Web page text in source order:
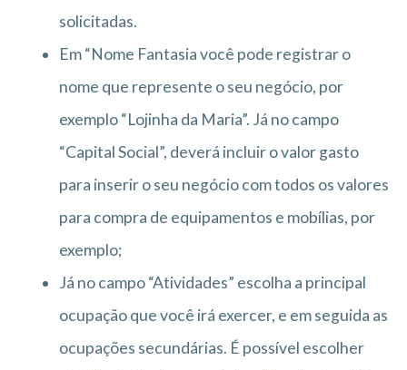
solicitadas.
Em “Nome Fantasia você pode registrar o
nome que represente o seu negócio, por
exemplo “Lojinha da Maria”. Já no campo
“Capital Social”, deverá incluir o valor gasto
para inserir o seu negócio com todos os valores
para compra de equipamentos e mobílias, por
exemplo;
Já no campo “Atividades” escolha a principal
ocupação que você irá exercer, e em seguida as
ocupações secundárias. É possível escolher